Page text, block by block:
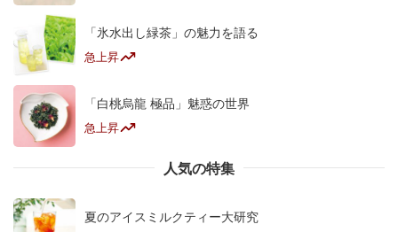
「氷水出し緑茶」の魅力を語る
急上昇
「白桃烏龍 極品」魅惑の世界
急上昇
人気の特集
夏のアイスミルクティー大研究